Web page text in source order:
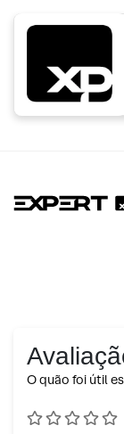
O quão foi útil